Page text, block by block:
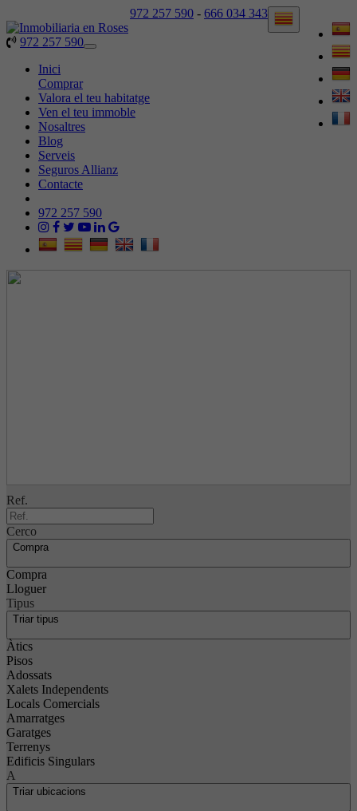
972 257 590 - 666 034 343
972 257 590
Toggle
Inici
Comprar
Valora el teu habitatge
Ven el teu immoble
Nosaltres
Blog
Serveis
Seguros Allianz
Contacte
972 257 590
Ref.
Cerco
Compra
Compra
Lloguer
Tipus
Triar tipus
Àtics
Pisos
Adossats
Xalets Independents
Locals Comercials
Amarratges
Garatges
Terrenys
Edificis Singulars
A
Triar ubicacions